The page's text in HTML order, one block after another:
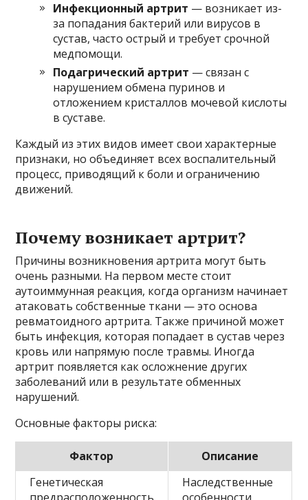
Инфекционный артрит — возникает из-
за попадания бактерий или вирусов в
сустав, часто острый и требует срочной
медпомощи.
Подагрический артрит — связан с
нарушением обмена пуринов и
отложением кристаллов мочевой кислоты
в суставе.
Каждый из этих видов имеет свои характерные
признаки, но объединяет всех воспалительный
процесс, приводящий к боли и ограничению
движений.
Почему возникает артрит?
Причины возникновения артрита могут быть
очень разными. На первом месте стоит
аутоиммунная реакция, когда организм начинает
атаковать собственные ткани — это основа
ревматоидного артрита. Также причиной может
быть инфекция, которая попадает в сустав через
кровь или напрямую после травмы. Иногда
артрит появляется как осложнение других
заболеваний или в результате обменных
нарушений.
Основные факторы риска:
Фактор
Описание
Генетическая
Наследственные